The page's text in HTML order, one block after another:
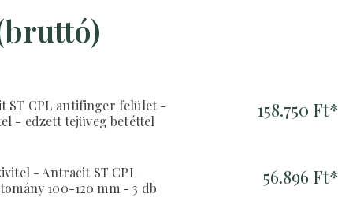
ST CPL antifinger felület -
- edzett tejüveg betéttel
- Antracit ST CPL
100-120 mm - 3 db
158.750 Ft*
56.896 Ft*